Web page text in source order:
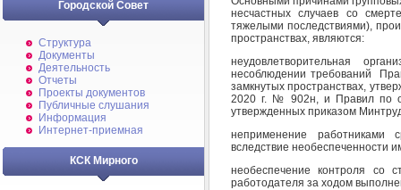
Городской Совет
Структура
Документы
Деятельность
Отчеты
Проекты документов
Публичные слушания
Информация
Интернет-приемная
КСК Мирного
несчастных случаев со
тяжелыми последствиями),
пространствах, являются:
неудовлетворительная
несоблюдении требований
замкнутых пространствах,
2020 г. № 902н, и Правил по
утвержденных приказом
неприменение работниками
вследствие необеспеченности
необеспечение контроля со
работодателя за ходом